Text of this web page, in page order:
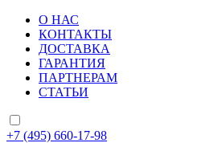
О НАС
КОНТАКТЫ
ДОСТАВКА
ГАРАНТИЯ
ПАРТНЕРАМ
СТАТЬИ
+7 (495) 660-17-98